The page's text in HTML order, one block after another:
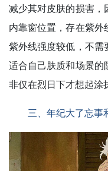
减少其对皮肤的损害，
内靠窗位置，存在紫
紫外线强度较低，不需
适合自己肤质和场景
非仅在烈日下才想起涂
三、年纪大了忘事